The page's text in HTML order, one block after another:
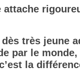
attache
très jeune
par le
la